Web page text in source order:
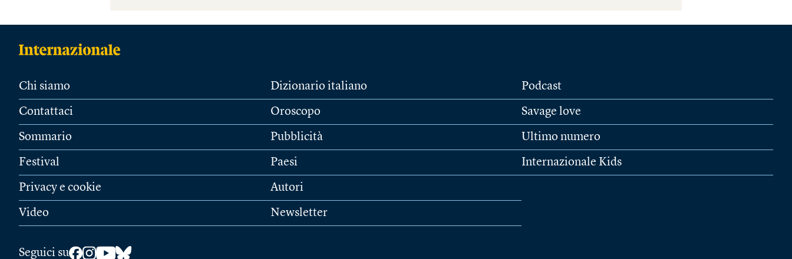
Chi siamo
Contattaci
Sommario
Festival
Privacy e cookie
Video
Dizionario italiano
Oroscopo
Pubblicità
Paesi
Autori
Newsletter
Podcast
Savage love
Ultimo numero
Internazionale Kids
Seguici su